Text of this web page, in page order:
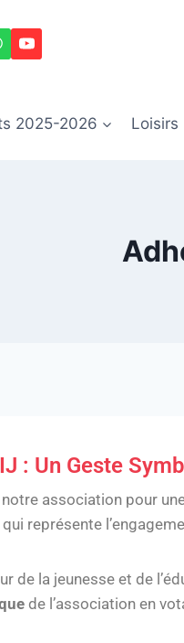
2025-2026 Loisirs
: Un Geste
notre association pour
qui représente
de la jeunesse et de
de l’association en